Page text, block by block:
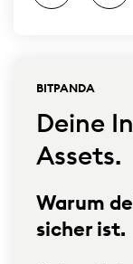
BITPANDA
Deine
Assets.
Warum
sicher ist.